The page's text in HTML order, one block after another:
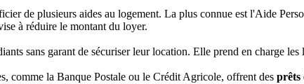
de plusieurs aides au logement. La plus connue est l'Aide
à réduire le montant du loyer.
sans garant de sécuriser leur location. Elle prend en charge
comme la Banque Postale ou le Crédit Agricole, offrent des prêts